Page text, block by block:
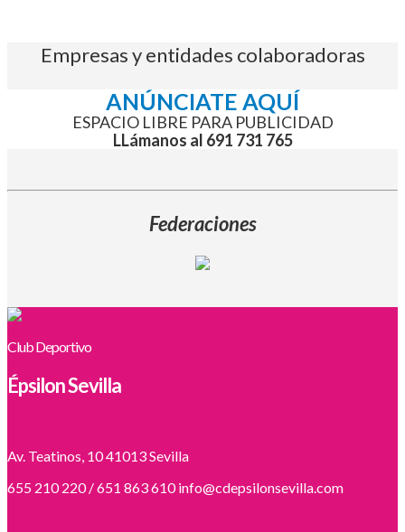
Empresas y entidades colaboradoras
ANÚNCIATE AQUÍ
ESPACIO LIBRE PARA PUBLICIDAD
LLámanos al 691 731 765
Federaciones
Club Deportivo
Épsilon Sevilla
Av. Teatinos, 10 41013 Sevilla
655 210 220 / 651 863 610 info@cdepsilonsevilla.com